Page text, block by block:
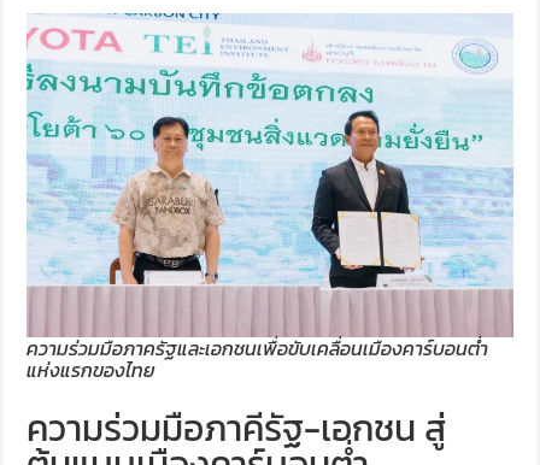
ความร่วมมือภาครัฐและเอกชนเพื่อขับเคลื่อนเมืองคาร์บอนต่ำ
แห่งแรกของไทย
ความร่วมมือภาคีรัฐ-เอกชน สู่